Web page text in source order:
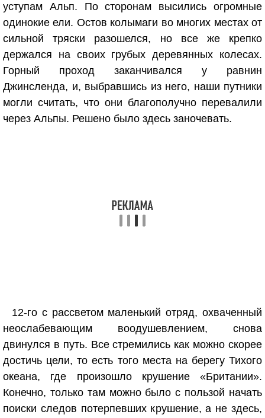
уступам Альп. По сторонам высились огромные
одинокие ели. Остов колымаги во многих местах от
сильной тряски разошелся, но все же крепко
держался на своих грубых деревянных колесах.
Горный проход заканчивался у равнин
Джинсленда, и, выбравшись из него, наши путники
могли считать, что они благополучно перевалили
через Альпы. Решено было здесь заночевать.
12-го с рассветом маленький отряд, охваченный
неослабевающим воодушевлением, снова
двинулся в путь. Все стремились как можно скорее
достичь цели, то есть того места на берегу Тихого
океана, где произошло крушение «Британии».
Конечно, только там можно было с пользой начать
поиски следов потерпевших крушение, а не здесь,